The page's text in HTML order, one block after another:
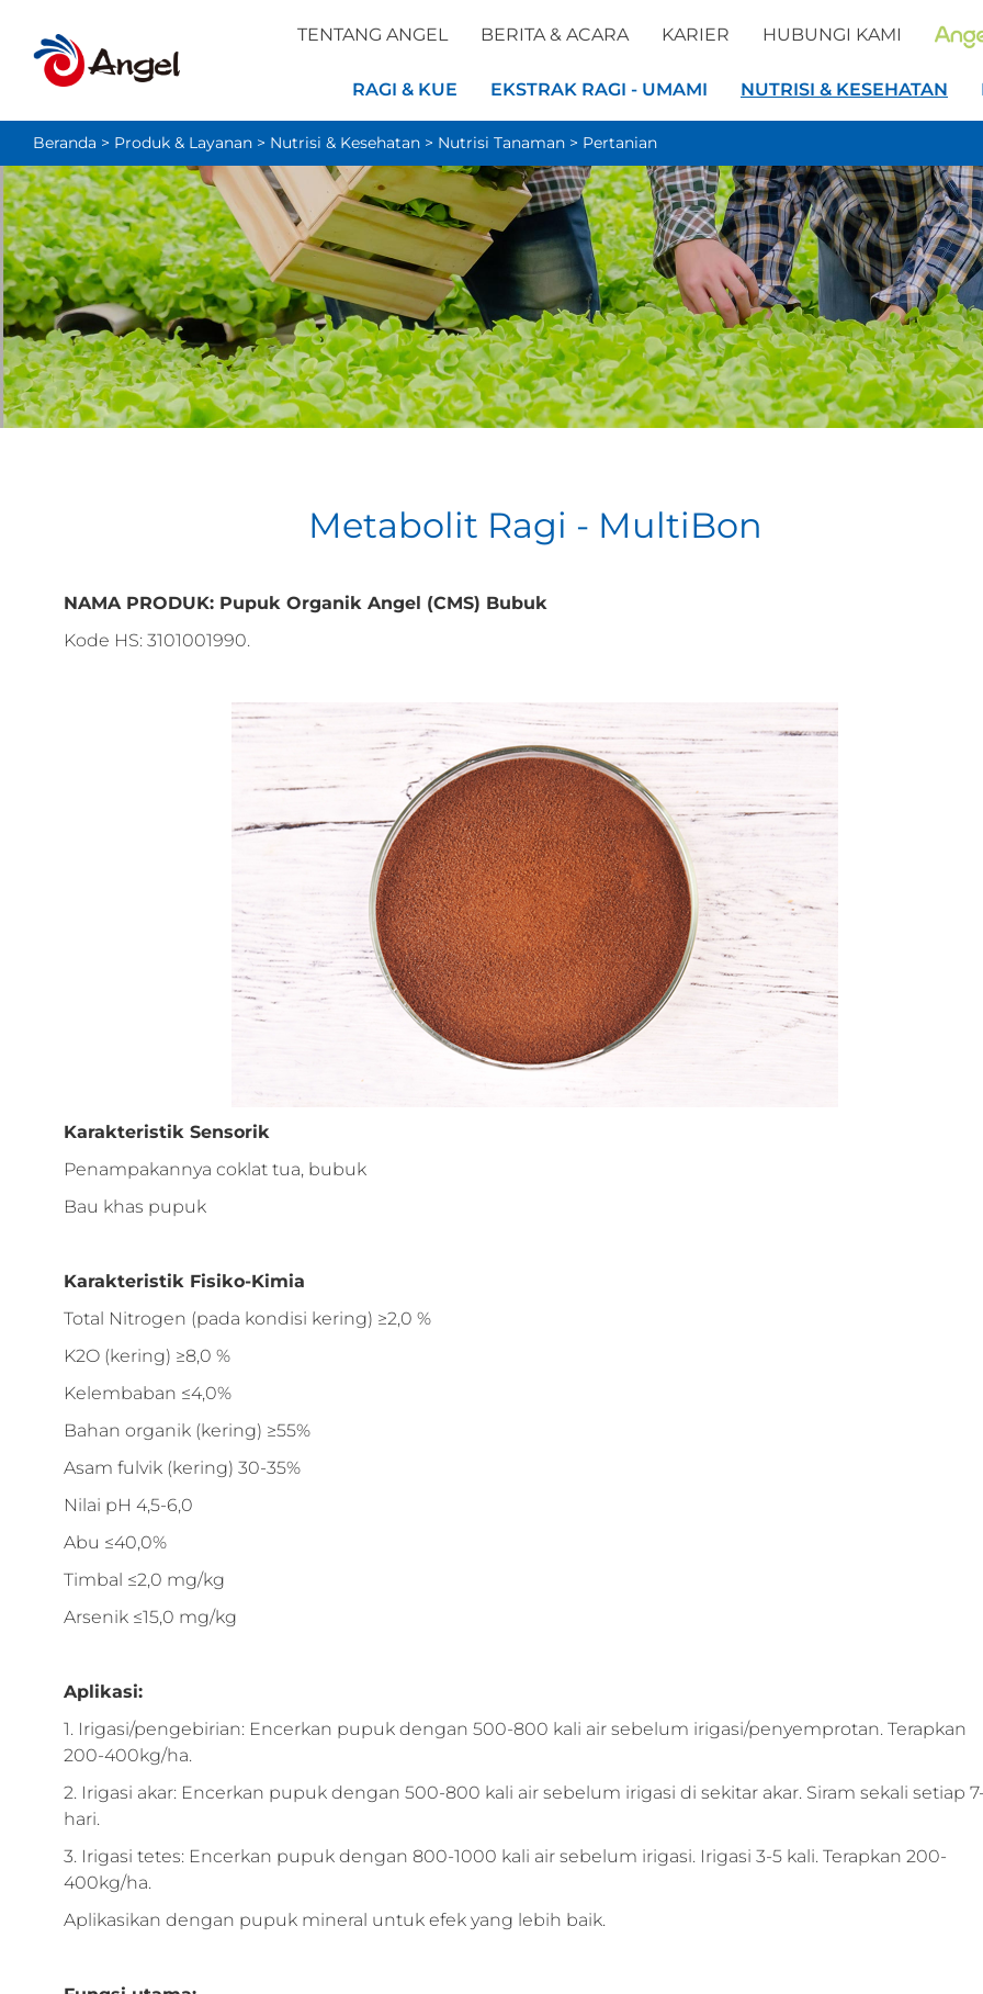
TENTANG ANGEL BERITA & ACARA KARIER HUBUNGI KAMI
RAGI & KUE EKSTRAK RAGI - UMAMI NUTRISI & KESEHATAN
Beranda > Produk & Layanan > Nutrisi & Kesehatan > Nutrisi Tanaman > Pertanian
Metabolit Ragi - MultiBon
NAMA PRODUK: Pupuk Organik Angel (CMS) Bubuk
Kode HS: 3101001990.
Karakteristik Sensorik
Penampakannya coklat tua, bubuk
Bau khas pupuk
Karakteristik Fisiko-Kimia
Total Nitrogen (pada kondisi kering) ≥2,0 %
K2O (kering) ≥8,0 %
Kelembaban ≤4,0%
Bahan organik (kering) ≥55%
Asam fulvik (kering) 30-35%
Nilai pH 4,5-6,0
Abu ≤40,0%
Timbal ≤2,0 mg/kg
Arsenik ≤15,0 mg/kg
Aplikasi:
1. Irigasi/pengebirian: Encerkan pupuk dengan 500-800 kali air sebelum irigasi/penyemprotan. Terapkan
200-400kg/ha.
2. Irigasi akar: Encerkan pupuk dengan 500-800 kali air sebelum irigasi di sekitar akar. Siram sekali setiap
hari.
3. Irigasi tetes: Encerkan pupuk dengan 800-1000 kali air sebelum irigasi. Irigasi 3-5 kali. Terapkan 200-
400kg/ha.
Aplikasikan dengan pupuk mineral untuk efek yang lebih baik.